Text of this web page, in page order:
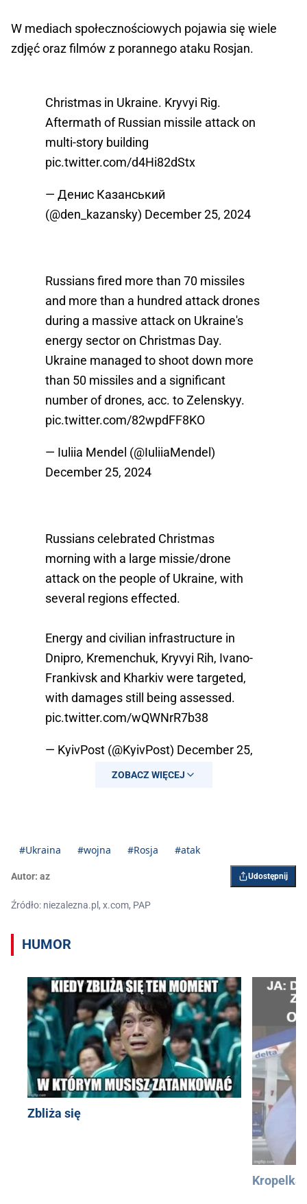
W mediach społecznościowych pojawia się wiele
zdjęć oraz filmów z porannego ataku Rosjan.
Christmas in Ukraine. Kryvyi Rig.
Aftermath of Russian missile attack on
multi-story building
pic.twitter.com/d4Hi82dStx
— Денис Казанський
(@den_kazansky) December 25, 2024
Russians fired more than 70 missiles
and more than a hundred attack drones
during a massive attack on Ukraine's
energy sector on Christmas Day.
Ukraine managed to shoot down more
than 50 missiles and a significant
number of drones, acc. to Zelenskyy.
pic.twitter.com/82wpdFF8KO
— Iuliia Mendel (@IuliiaMendel)
December 25, 2024
Russians celebrated Christmas
morning with a large missie/drone
attack on the people of Ukraine, with
several regions effected.
Energy and civilian infrastructure in
Dnipro, Kremenchuk, Kryvyi Rih, Ivano-
Frankivsk and Kharkiv were targeted,
with damages still being assessed.
pic.twitter.com/wQWNrR7b38
— KyivPost (@KyivPost) December 25,
ZOBACZ WIĘCEJ
#Ukraina #wojna #Rosja #atak
Autor: az Udostępnij
Źródło: niezalezna.pl, x.com, PAP
HUMOR
Zbliża się
Kropelka